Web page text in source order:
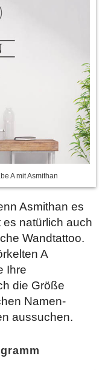
A mit Asmithan
Asmithan es
es natürlich auch
Wandtattoo.
A
Ihre
die Größe
Namen-
aussuchen.